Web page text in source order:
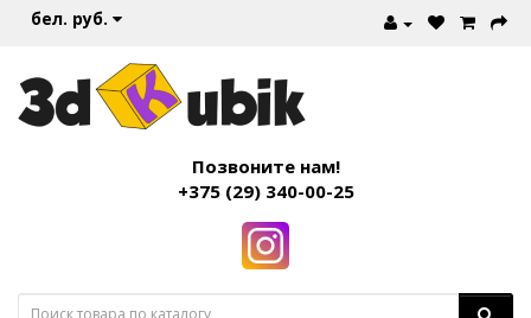
бел. руб.
Позвоните нам!
+375 (29) 340-00-25